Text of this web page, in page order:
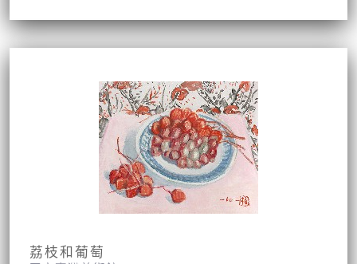
荔枝和葡萄